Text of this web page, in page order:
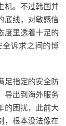
机。不过韩国并
底线，对敏感信
度里透着十足的
诉求之间的博
足指定的安全防
导出到海外服务
的困扰，此前大
，根本没法像在